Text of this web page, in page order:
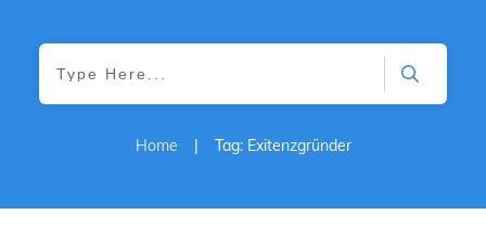
Home | Tag: Exitenzgründer